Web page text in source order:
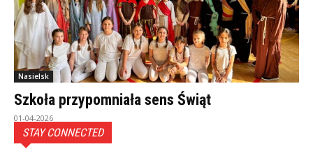
Nasielsk
Szkoła przypomniała sens Świąt
01-04-2026
STAY CONNECTED